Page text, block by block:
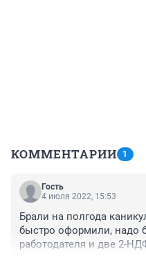
КОММЕНТАРИИ 1
Гость
4 июля 2022, 15:53
Брали на полгода
быстро оформили, надо
работодателя и две 2-